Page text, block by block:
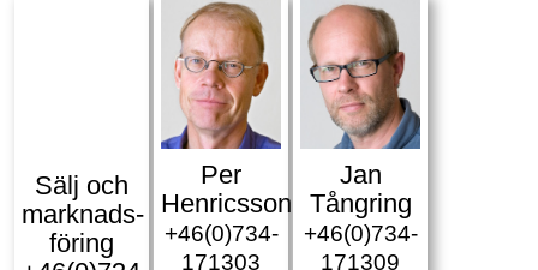
Sälj och
marknads­
föring
Per
Henricsson
+46(0)734-
171303
Jan
Tångring
+46(0)734-
171309